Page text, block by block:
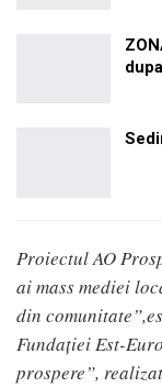
Proiectul AO
ai mass mediei
din
Fundației Est-
prospere”,